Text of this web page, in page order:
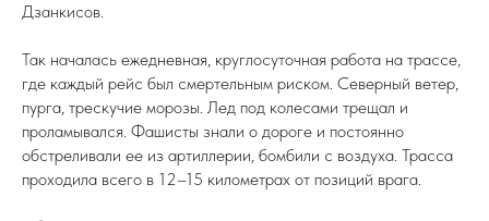
Дзанкисов.
Так началась ежедневная, круглосуточная работа на трассе,
где каждый рейс был смертельным риском. Северный ветер,
пурга, трескучие морозы. Лед под колесами трещал и
проламывался. Фашисты знали о дороге и постоянно
обстреливали ее из артиллерии, бомбили с воздуха. Трасса
проходила всего в 12–15 километрах от позиций врага.